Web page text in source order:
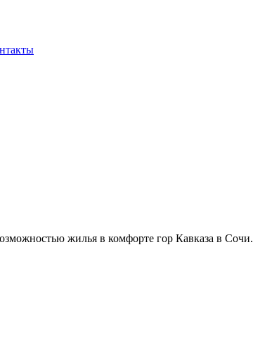
жилья в комфорте гор Кавказа в Сочи.